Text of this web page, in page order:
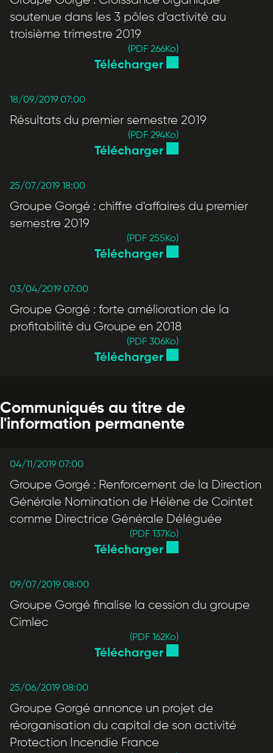
soutenue dans les 3 pôles d'activité au
troisième trimestre 2019
(PDF 266Ko)
Télécharger
18/09/2019 07:00
Résultats du premier semestre 2019
(PDF 294Ko)
Télécharger
25/07/2019 18:00
Groupe Gorgé : chiffre d'affaires du premier
semestre 2019
(PDF 255Ko)
Télécharger
03/04/2019 07:00
Groupe Gorgé : forte amélioration de la
profitabilité du Groupe en 2018
(PDF 306Ko)
Télécharger
Communiqués au titre de
l'information permanente
04/11/2019 07:00
Groupe Gorgé : Renforcement de la Direction
Générale Nomination de Hélène de Cointet
comme Directrice Générale Déléguée
(PDF 137Ko)
Télécharger
09/07/2019 08:00
Groupe Gorgé finalise la cession du groupe
Cimlec
(PDF 162Ko)
Télécharger
25/06/2019 08:00
Groupe Gorgé annonce un projet de
réorganisation du capital de son activité
Protection Incendie France